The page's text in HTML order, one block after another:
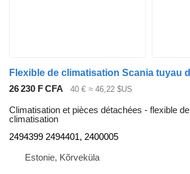
26 230 F CFA 40 € ≈ 46,22 $US
Climatisation et pièces détachées - flexible de
climatisation
2494399 2494401, 2400005
Estonie, Kõrveküla